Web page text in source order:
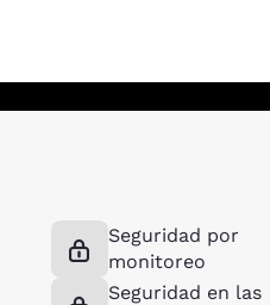
Seguridad por
monitoreo
Seguridad en las